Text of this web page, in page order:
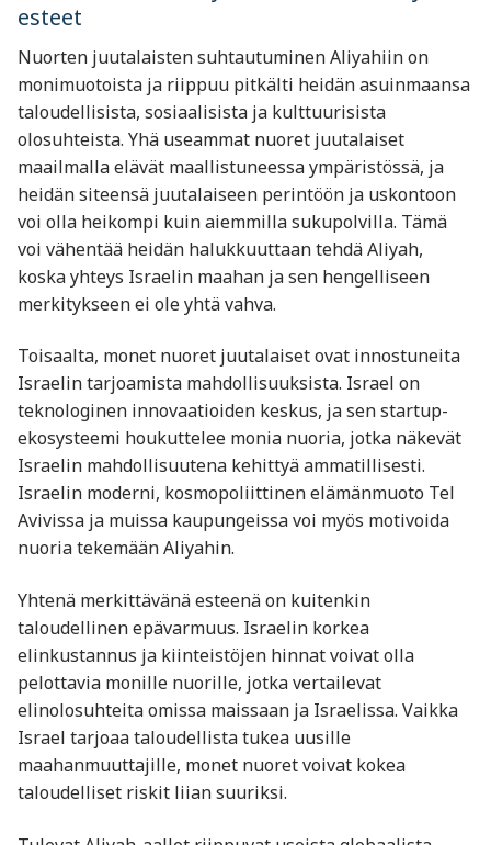
esteet
Nuorten juutalaisten suhtautuminen Aliyahiin on
monimuotoista ja riippuu pitkälti heidän asuinmaansa
taloudellisista, sosiaalisista ja kulttuurisista
olosuhteista. Yhä useammat nuoret juutalaiset
maailmalla elävät maallistuneessa ympäristössä, ja
heidän siteensä juutalaiseen perintöön ja uskontoon
voi olla heikompi kuin aiemmilla sukupolvilla. Tämä
voi vähentää heidän halukkuuttaan tehdä Aliyah,
koska yhteys Israelin maahan ja sen hengelliseen
merkitykseen ei ole yhtä vahva.
Toisaalta, monet nuoret juutalaiset ovat innostuneita
Israelin tarjoamista mahdollisuuksista. Israel on
teknologinen innovaatioiden keskus, ja sen startup-
ekosysteemi houkuttelee monia nuoria, jotka näkevät
Israelin mahdollisuutena kehittyä ammatillisesti.
Israelin moderni, kosmopoliittinen elämänmuoto Tel
Avivissa ja muissa kaupungeissa voi myös motivoida
nuoria tekemään Aliyahin.
Yhtenä merkittävänä esteenä on kuitenkin
taloudellinen epävarmuus. Israelin korkea
elinkustannus ja kiinteistöjen hinnat voivat olla
pelottavia monille nuorille, jotka vertailevat
elinolosuhteita omissa maissaan ja Israelissa. Vaikka
Israel tarjoaa taloudellista tukea uusille
maahanmuuttajille, monet nuoret voivat kokea
taloudelliset riskit liian suuriksi.